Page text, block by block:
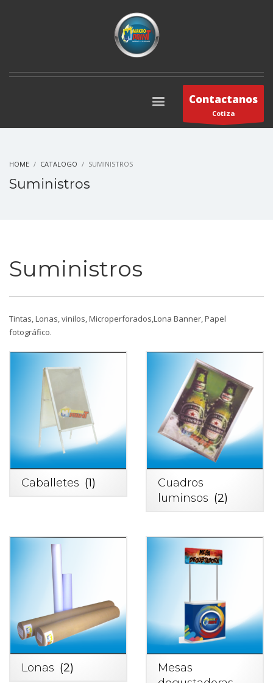
Contactanos
Cotiza
HOME CATALOGO SUMINISTROS
Suministros
Suministros
Tintas, Lonas, vinilos, Microperforados,Lona Banner, Papel
fotográfico.
Caballetes (1)
Cuadros
luminsos (2)
Lonas (2)
Mesas